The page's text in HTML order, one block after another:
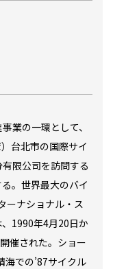
業の一環として、
台北市の国際サイ
限公司を訪問する
。世界最大のバイ
ーナショナル・ス
1990年4月20日か
催された。ショー
での’87サイクル